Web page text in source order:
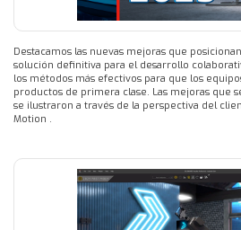
Destacamos las nuevas mejoras que posicionan
solución definitiva para el desarrollo
los métodos más efectivos para que los
productos de primera clase. Las mejoras que
se ilustraron a través de la perspectiva del
Motion .